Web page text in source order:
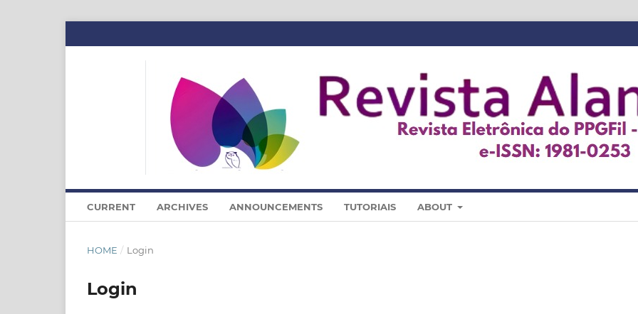
CURRENT ARCHIVES ANNOUNCEMENTS TUTORIAIS ABOUT
HOME / Login
Login